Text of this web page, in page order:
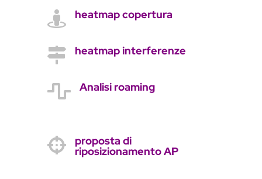
 heatmap copertura
 heatmap interferenze
 Analisi roaming
 proposta di
riposizionamento AP